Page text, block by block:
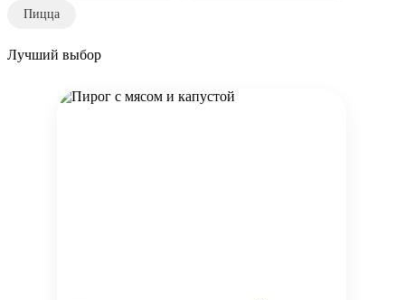
Пицца
Лучший выбор